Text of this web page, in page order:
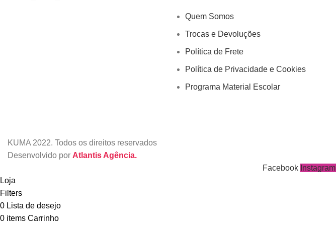
Quem Somos
Trocas e Devoluções
Política de Frete
Política de Privacidade e Cookies
Programa Material Escolar
KUMA2022. Todos os direitos reservados
Desenvolvido por Atlantis Agência.
Facebook Instagram
Loja
Filters
0 Lista de desejo
0 items Carrinho